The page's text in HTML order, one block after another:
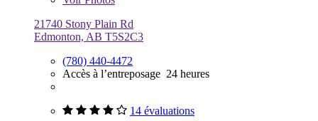
21740 Stony Plain Rd
Edmonton, AB T5S2C3
(780) 440-4472
Accès à l’entreposage 24 heures
14 évaluations